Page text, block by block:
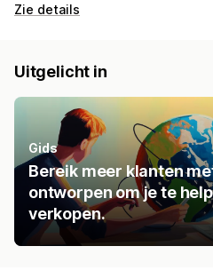
Zie details
Uitgelicht in
Gids
Bereik meer klanten
ontworpen om je te
verkopen.